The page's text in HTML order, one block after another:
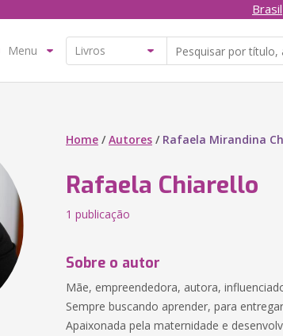
Brasil
Menu
Home /Autores / Rafaela Mirandina
Rafaela Chiarello
1 publicação
Sobre o autor
Mãe, empreendedora, autora,
Sempre buscando aprender, para
Apaixonada pela maternidade e